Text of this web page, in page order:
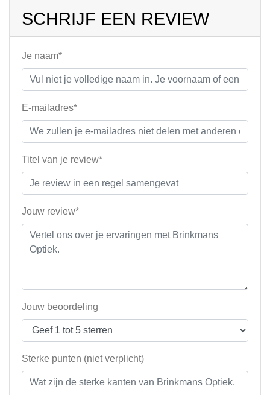
SCHRIJF EEN REVIEW
Je naam*
E-mailadres*
Titel van je review*
Jouw review*
Jouw beoordeling
Sterke punten (niet verplicht)